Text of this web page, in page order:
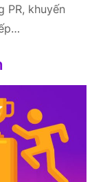
PR, khuyến